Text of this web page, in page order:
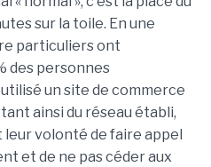
sur la toile. En une
particuliers ont
des personnes
un site de commerce
ainsi du réseau établi,
volonté de faire appel
et de ne pas céder aux